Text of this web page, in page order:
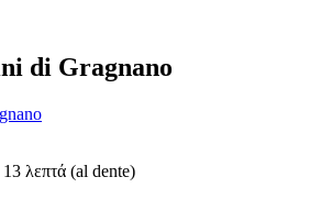
di Gragnano
λεπτά (al dente)